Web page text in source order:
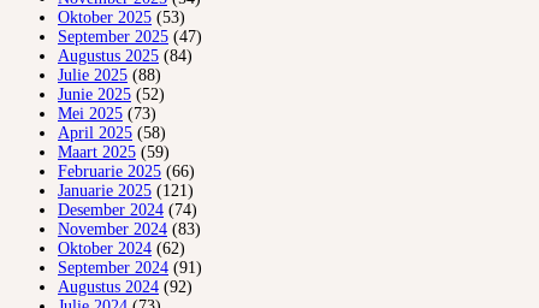
Oktober 2025 (53)
September 2025 (47)
Augustus 2025 (84)
Julie 2025 (88)
Junie 2025 (52)
Mei 2025 (73)
April 2025 (58)
Maart 2025 (59)
Februarie 2025 (66)
Januarie 2025 (121)
Desember 2024 (74)
November 2024 (83)
Oktober 2024 (62)
September 2024 (91)
Augustus 2024 (92)